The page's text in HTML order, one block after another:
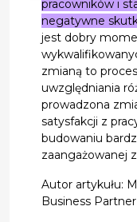
pracowników i
negatywne
jest dobry
zmianą to
uwzględniania
prowadzona
satysfakcji z
budowaniu
zaangażowanej
Autor artykułu:
Business Partner